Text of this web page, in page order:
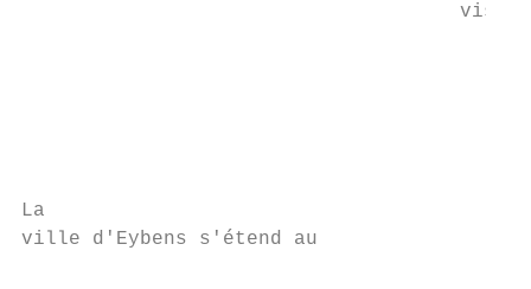
La
ville d'Eybens s'étend au